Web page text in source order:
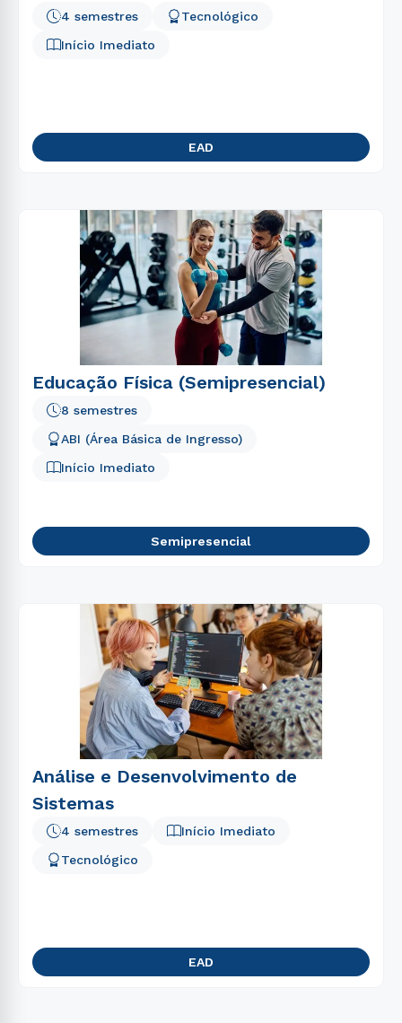
4 semestres
Tecnológico
Início Imediato
EAD
Educação Física (Semipresencial)
8 semestres
ABI (Área Básica de Ingresso)
Início Imediato
Semipresencial
Análise e Desenvolvimento de
Sistemas
Início Imediato
4 semestres
Tecnológico
EAD